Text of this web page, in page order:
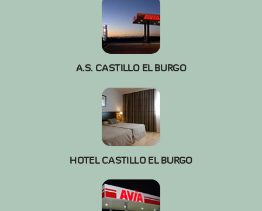
A.S. CASTILLO EL BURGO
HOTEL CASTILLO EL BURGO